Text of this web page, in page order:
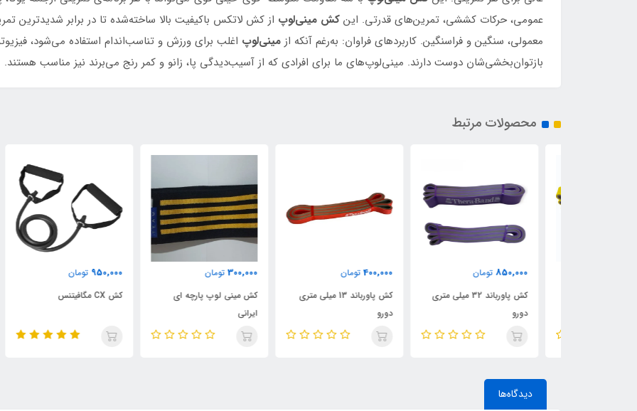
عمومی، حرکات کششی، تمرین‌های قدرتی. این کش مینی‌لوپ از کش لاتکس باکیفیت بالا ساخته‌شده تا در برابر شدیدترین
معمولی، سنگین و فراسنگین. کاربردهای فراوان: به‌رغم آنکه از مینی‌لوپ اغلب برای ورزش و تناسب‌اندام استفاده می‌شود،
بازتوان‌بخشی‌شان دوست دارند. مینی‌لوپ‌های ما برای افرادی که از آسیب‌دیدگی پا، زانو و کمر رنج می‌برند نیز مناسب هستند.
محصولات مرتبط
850,000 تومان
کش پاورباند 32 میلی متری
400,000 تومان
کش پاورباند 13 میلی متری
300,000 تومان
کش مینی لوپ پارچه ای
950,000 تومان
دیدگاه‌ها